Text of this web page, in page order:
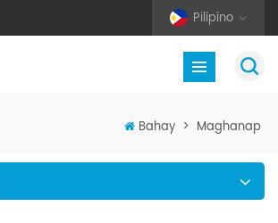
Pilipino
Bahay > Maghanap